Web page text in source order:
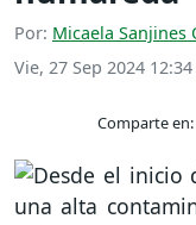
Por: Micaela Sanjines
Vie, 27 Sep 2024
Comparte en: